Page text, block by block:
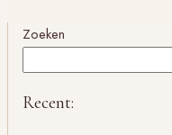
Zoeken
Recent: